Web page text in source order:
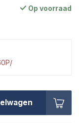
Op voorraad